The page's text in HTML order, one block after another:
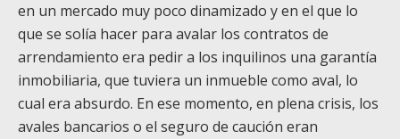
en un mercado muy poco dinamizado y en el que lo
que se solía hacer para avalar los contratos de
arrendamiento era pedir a los inquilinos una garantía
inmobiliaria, que tuviera un inmueble como aval, lo
cual era absurdo. En ese momento, en plena crisis, los
avales bancarios o el seguro de caución eran